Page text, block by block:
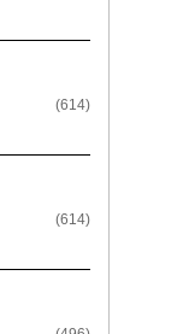
(614)
(614)